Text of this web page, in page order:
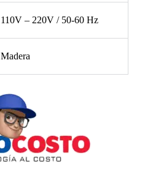
110V – 220V / 50-60 Hz
Madera